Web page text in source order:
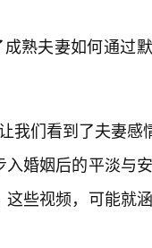
熟夫妻如何通过
我们看到了夫妻感
婚姻后的平淡与
些视频，可能就